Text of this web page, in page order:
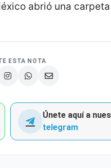
abrió una
ESTA NOTA
Únete aquí a
telegram